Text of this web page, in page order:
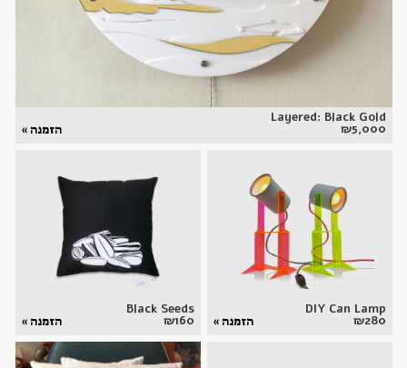
Layered: Black Gold
₪5,000 הזמנה »
DIY Can Lamp
₪280 הזמנה »
Black Seeds
₪160 הזמנה »